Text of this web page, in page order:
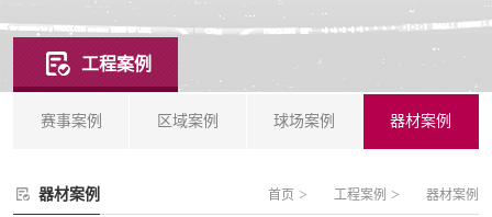
工程案例
赛事案例 区域案例 球场案例 器材案例
器材案例 首页 > 工程案例 > 器材案例